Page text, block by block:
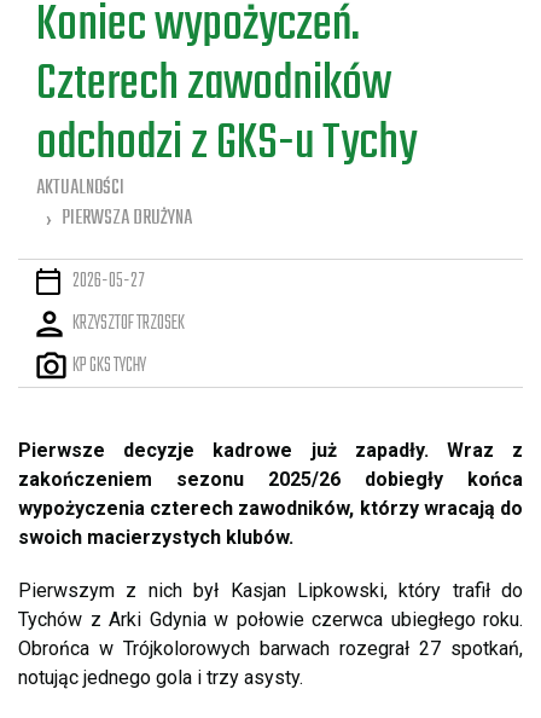
Koniec wypożyczeń.
Czterech zawodników
odchodzi z GKS-u Tychy
AKTUALNOŚCI
PIERWSZA DRUŻYNA
2026-05-27
KRZYSZTOF TRZOSEK
KP GKS TYCHY
Pierwsze decyzje kadrowe już zapadły. Wraz z
zakończeniem sezonu 2025/26 dobiegły końca
wypożyczenia czterech zawodników, którzy wracają do
swoich macierzystych klubów.
Pierwszym z nich był Kasjan Lipkowski, który trafił do
Tychów z Arki Gdynia w połowie czerwca ubiegłego roku.
Obrońca w Trójkolorowych barwach rozegrał 27 spotkań,
notując jednego gola i trzy asysty.